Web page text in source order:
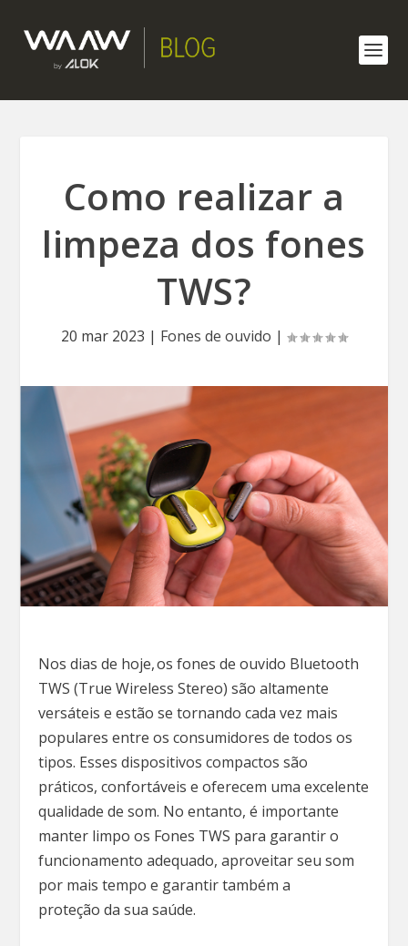
Como realizar a
limpeza dos fones
TWS?
20 mar 2023 | Fones de ouvido |
Nos dias de hoje, os fones de ouvido Bluetooth
TWS (True Wireless Stereo) são altamente
versáteis e estão se tornando cada vez mais
populares entre os consumidores de todos os
tipos. Esses dispositivos compactos são
práticos, confortáveis ​​e oferecem uma excelente
qualidade de som. No entanto, é importante
manter limpo os Fones TWS para garantir o
funcionamento adequado, aproveitar seu som
por mais tempo e garantir também a
proteção da sua saúde.